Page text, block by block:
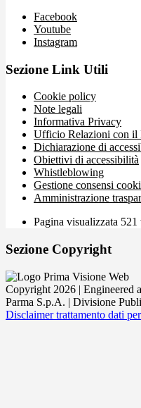
Facebook
Youtube
Instagram
Sezione Link Utili
Cookie policy
Note legali
Informativa Privacy
Ufficio Relazioni con il
Dichiarazione di
Obiettivi di accessibilità
Whistleblowing
Gestione consensi
Amministrazione
Pagina visualizzata 521
Sezione Copyright
Copyright 2026 | Engineered
Parma S.p.A. | Divisione
Disclaimer trattamento dati